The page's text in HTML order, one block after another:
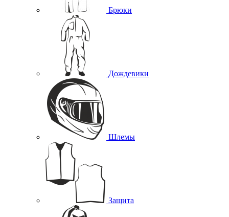
Брюки
Дождевики
Шлемы
Защита